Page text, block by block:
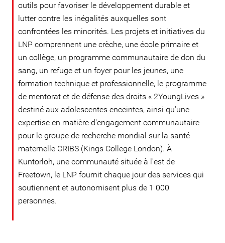
outils pour favoriser le développement durable et
lutter contre les inégalités auxquelles sont
confrontées les minorités. Les projets et initiatives du
LNP comprennent une crèche, une école primaire et
un collège, un programme communautaire de don du
sang, un refuge et un foyer pour les jeunes, une
formation technique et professionnelle, le programme
de mentorat et de défense des droits « 2YoungLives »
destiné aux adolescentes enceintes, ainsi qu'une
expertise en matière d'engagement communautaire
pour le groupe de recherche mondial sur la santé
maternelle CRIBS (Kings College London). À
Kuntorloh, une communauté située à l'est de
Freetown, le LNP fournit chaque jour des services qui
soutiennent et autonomisent plus de 1 000
personnes.